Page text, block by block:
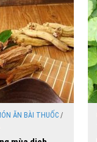
ĂN BÀI THUỐC /